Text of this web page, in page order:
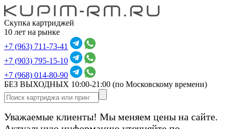
Скупка картриджей
10 лет на рынке
+7 (963) 711-73-41
+7 (903) 795-15-10
+7 (968) 014-80-90
БЕЗ ВЫХОДНЫХ 10:00-21:00 (по Московскому времени)
Уважаемые клиенты! Мы меняем цены на сайте.